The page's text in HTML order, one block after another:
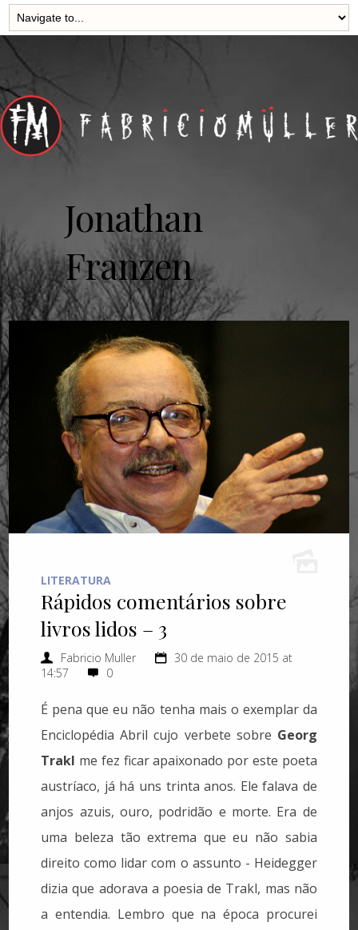
Jonathan
Franzen
LITERATURA
Rápidos comentários sobre
livros lidos – 3
Fabricio Muller
30 de maio de 2015 at
14:57
0
É pena que eu não tenha mais o exemplar da
Enciclopédia Abril cujo verbete sobre Georg
Trakl me fez ficar apaixonado por este poeta
austríaco, já há uns trinta anos. Ele falava de
anjos azuis, ouro, podridão e morte. Era de
uma beleza tão extrema que eu não sabia
direito como lidar com o assunto - Heidegger
dizia que adorava a poesia de Trakl, mas não
a entendia. Lembro que na época procurei